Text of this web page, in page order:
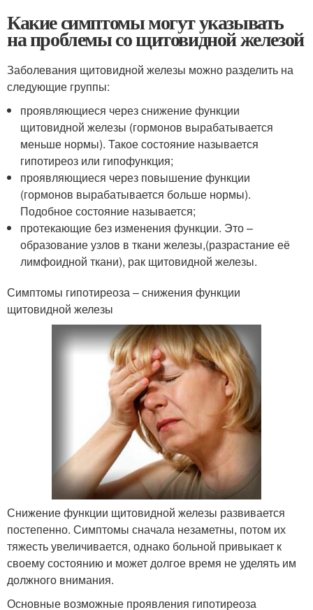
Какие симптомы могут указывать
на проблемы со щитовидной железой
Заболевания щитовидной железы можно разделить на
следующие группы:
проявляющиеся через снижение функции
щитовидной железы (гормонов вырабатывается
меньше нормы). Такое состояние называется
гипотиреоз или гипофункция;
проявляющиеся через повышение функции
(гормонов вырабатывается больше нормы).
Подобное состояние называется;
протекающие без изменения функции. Это –
образование узлов в ткани железы,(разрастание её
лимфоидной ткани), рак щитовидной железы.
Симптомы гипотиреоза – снижения функции
щитовидной железы
Снижение функции щитовидной железы развивается
постепенно. Симптомы сначала незаметны, потом их
тяжесть увеличивается, однако больной привыкает к
своему состоянию и может долгое время не уделять им
должного внимания.
Основные возможные проявления гипотиреоза